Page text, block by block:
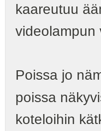
kaareutuu
videolampun
Poissa jo
poissa
koteloihin